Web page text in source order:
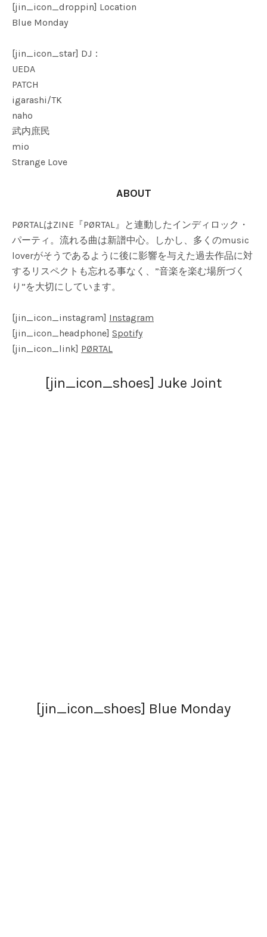
[jin_icon_droppin] Location
Blue Monday
[jin_icon_star] DJ：
UEDA
PATCH
igarashi/TK
naho
武内庶民
mio
Strange Love
ABOUT
PØRTALはZINE『PØRTAL』と連動したインディロック・
パーティ。流れる曲は新譜中心。しかし、多くのmusic
loverがそうであるように後に影響を与えた過去作品に対
するリスペクトも忘れる事なく、”音楽を楽む場所づく
り”を大切にしています。
[jin_icon_instagram] Instagram
[jin_icon_headphone] Spotify
[jin_icon_link] PØRTAL
[jin_icon_shoes] Juke Joint
[jin_icon_shoes] Blue Monday